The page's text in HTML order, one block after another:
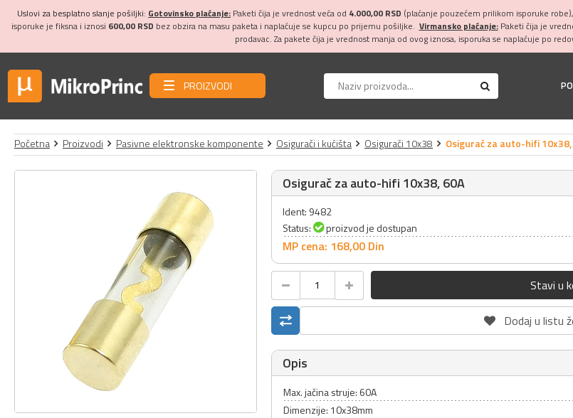
Uslovi za besplatno slanje pošiljki: Gotovinsko plaćanje: Paketi čija je vrednost veća od 4.000,00 RSD (plaćanje pouzećem prilikom isporuke
isporuke je fiksna i iznosi 600,00 RSD bez obzira na masu paketa i naplaćuje se kupcu po prijemu pošiljke. Virmansko plaćanje:Paketi čija je
prodavac. Za pakete čija je vrednost manja od ovog iznosa, isporuka se naplaćuje po
PROIZVODI
Početna Proizvodi Pasivne elektronske komponente Osigurači i kućišta Osigurači 10x38 Osigurač za auto-hifi
Osigurač za auto-hifi 10x38, 60A
Ident: 9482
Status:
proizvod je dostupan
MP cena: 168,00 Din
Stavi u
Dodaj u listu
Opis
Max. jačina struje: 60A
Dimenzije: 10x38mm